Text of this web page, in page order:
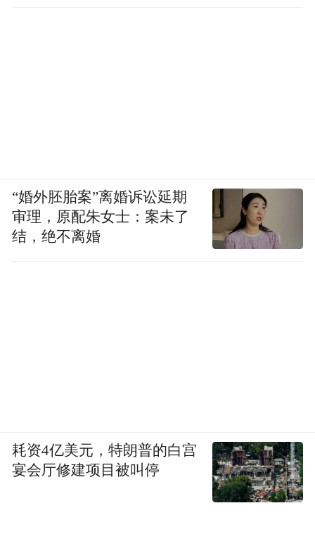
“婚外胚胎案”离婚诉讼延期
审理，原配朱女士：案未了
结，绝不离婚
耗资4亿美元，特朗普的白宫
宴会厅修建项目被叫停